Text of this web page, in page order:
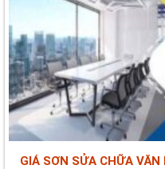
GIÁ SƠN SỬA CHỮA